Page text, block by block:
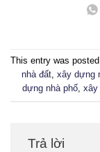
This entry was
nhà đất, xây dựng
dựng nhà phố, xây
Trả lời